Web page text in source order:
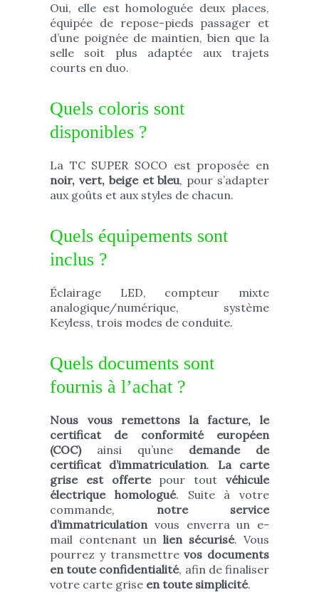
Oui, elle est homologuée deux places,
équipée de repose-pieds passager et
d’une poignée de maintien, bien que la
selle soit plus adaptée aux trajets
courts en duo.
Quels coloris sont
disponibles ?
La TC SUPER SOCO est proposée en
noir, vert, beige et bleu, pour s’adapter
aux goûts et aux styles de chacun.
Quels équipements sont
inclus ?
Éclairage LED, compteur mixte
analogique/numérique, système
Keyless, trois modes de conduite.
Quels documents sont
fournis à l’achat ?
Nous vous remettons la facture, le
certificat de conformité européen
(COC)ainsi qu’une demande de
certificat d’immatriculation. La carte
grise est offertepour toutvéhicule
électrique homologué. Suite à votre
commande, notre service
d’immatriculationvous enverra un e-
mail contenant un lien sécurisé. Vous
pourrez y transmettrevos documents
en toute confidentialité, afin de finaliser
votre carte grise en toute simplicité.